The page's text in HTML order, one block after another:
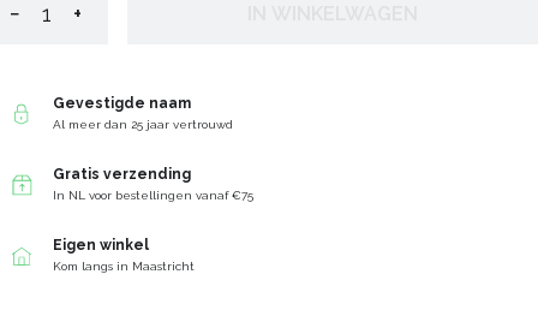
− +
Gevestigde naam
Al meer dan 25 jaar vertrouwd
Gratis verzending
In NL voor bestellingen vanaf €75
Eigen winkel
Kom langs in Maastricht